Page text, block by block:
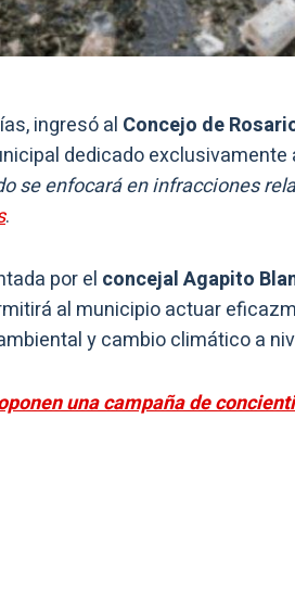
ingresó al Concejo de
dedicado
se enfocará en infracciones
.
por el concejal Agapito
al municipio actuar
y cambio climático a
una campaña de